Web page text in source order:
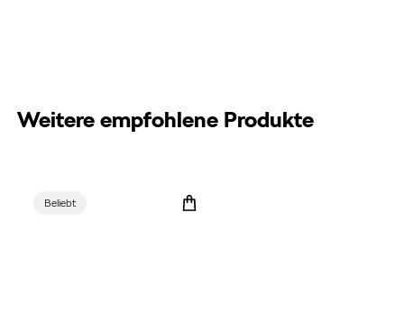
Weitere empfohlene Produkte
Beliebt